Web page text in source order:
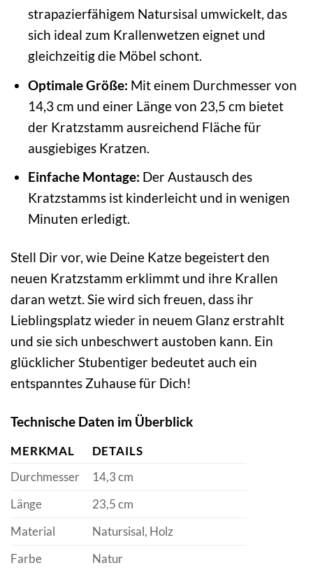
strapazierfähigem Natursisal umwickelt, das
sich ideal zum Krallenwetzen eignet und
gleichzeitig die Möbel schont.
Optimale Größe: Mit einem Durchmesser von
14,3 cm und einer Länge von 23,5 cm bietet
der Kratzstamm ausreichend Fläche für
ausgiebiges Kratzen.
Einfache Montage: Der Austausch des
Kratzstamms ist kinderleicht und in wenigen
Minuten erledigt.
Stell Dir vor, wie Deine Katze begeistert den
neuen Kratzstamm erklimmt und ihre Krallen
daran wetzt. Sie wird sich freuen, dass ihr
Lieblingsplatz wieder in neuem Glanz erstrahlt
und sie sich unbeschwert austoben kann. Ein
glücklicher Stubentiger bedeutet auch ein
entspanntes Zuhause für Dich!
Technische Daten im Überblick
MERKMAL
DETAILS
Durchmesser
14,3 cm
Länge
23,5 cm
Material
Natursisal, Holz
Farbe
Natur